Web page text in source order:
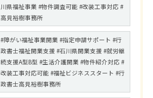
川県福祉事業 #物件調査可能 #改装工事対応 #
高見裕樹事務所
#障がい福祉事業開業 #指定申請サポート #行
政書士福祉開業支援 #石川県開業支援 #就労継
続支援A型B型 #生活介護開業 #物件紹介対応 #
改装工事対応可能 #福祉ビジネススタート #行
政書士高見裕樹事務所